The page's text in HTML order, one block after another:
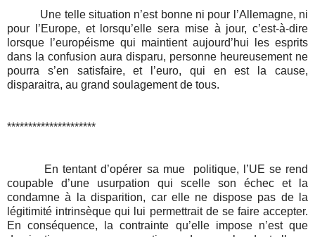
Une telle situation n’est bonne ni pour l’Allemagne, ni
pour l’Europe, et lorsqu’elle sera mise à jour, c’est-à-dire
lorsque l’européisme qui maintient aujourd’hui les esprits
dans la confusion aura disparu, personne heureusement ne
pourra s’en satisfaire, et l’euro, qui en est la cause,
disparaitra, au grand soulagement de tous.
*********************
En tentant d’opérer sa mue
politique, l’UE se rend
coupable d’une usurpation qui scelle son échec et la
condamne à la disparition, car elle ne dispose pas de la
légitimité intrinsèque qui lui permettrait de se faire accepter.
En conséquence, la contrainte qu’elle impose n’est que